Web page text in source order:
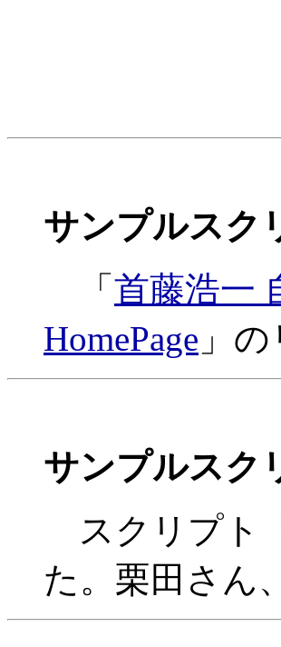
サンプルスク
「 首藤浩一
HomePage 」
サンプルスク
スクリプト
た。栗田さん